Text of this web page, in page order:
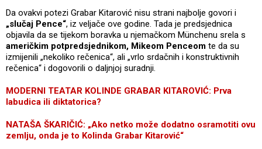
Da ovakvi potezi Grabar Kitarović nisu strani najbolje govori i
„slučaj Pence“, iz veljače ove godine. Tada je predsjednica
objavila da se tijekom boravka u njemačkom Münchenu srela s
američkim potpredsjednikom, Mikeom Penceom te da su
izmijenili „nekoliko rečenica“, ali „vrlo srdačnih i konstruktivnih
rečenica“ i dogovorili o daljnjoj suradnji.
MODERNI TEATAR KOLINDE GRABAR KITAROVIĆ: Prva
labudica ili diktatorica?
NATAŠA ŠKARIČIĆ: „Ako netko može dodatno osramotiti ovu
zemlju, onda je to Kolinda Grabar Kitarović“